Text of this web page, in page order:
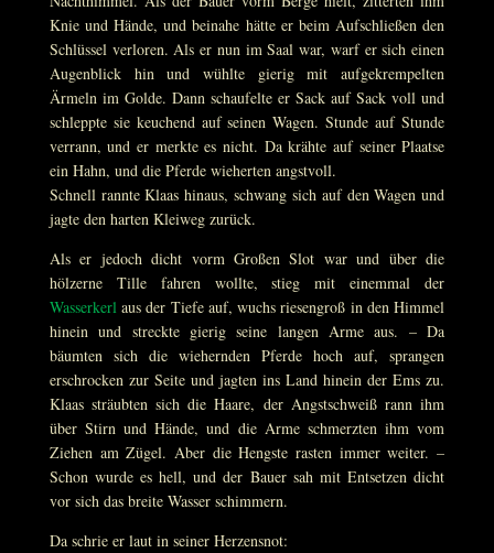
Knie und Hände, und beinahe hätte er beim Aufschließen den
Schlüssel verloren. Als er nun im Saal war, warf er sich einen
Augenblick hin und wühlte gierig mit aufgekrempelten
Ärmeln im Golde. Dann schaufelte er Sack auf Sack voll und
schleppte sie keuchend auf seinen Wagen. Stunde auf Stunde
verrann, und er merkte es nicht. Da krähte auf seiner Plaatse
ein Hahn, und die Pferde wieherten angstvoll.
Schnell rannte Klaas hinaus, schwang sich auf den Wagen und
jagte den harten Kleiweg zurück.
Als er jedoch dicht vorm Großen Slot war und über die
hölzerne Tille fahren wollte, stieg mit einemmal der
Wasserkerlaus der Tiefe auf, wuchs riesengroß in den Himmel
hinein und streckte gierig seine langen Arme aus. – Da
bäumten sich die wiehernden Pferde hoch auf, sprangen
erschrocken zur Seite und jagten ins Land hinein der Ems zu.
Klaas sträubten sich die Haare, der Angstschweiß rann ihm
über Stirn und Hände, und die Arme schmerzten ihm vom
Ziehen am Zügel. Aber die Hengste rasten immer weiter. –
Schon wurde es hell, und der Bauer sah mit Entsetzen dicht
vor sich das breite Wasser schimmern.
Da schrie er laut in seiner Herzensnot: